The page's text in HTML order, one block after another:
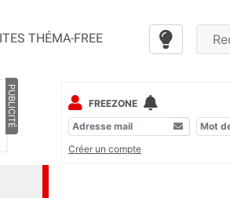
THÉMA-FREE
PUBLICITÉ
FREEZONE
Créer un compte